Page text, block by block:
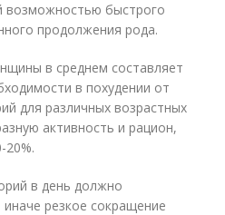
возможностью быстрого
продолжения рода.
в среднем составляет
в похудении от
для различных возрастных
активность и рацион,
20%.
в день должно
резкое сокращение